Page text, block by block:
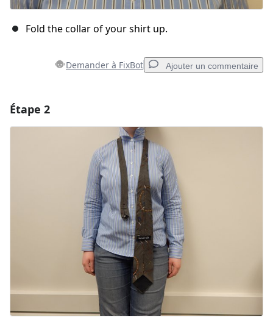
Fold the collar of your shirt up.
Demander à FixBot Ajouter un commentaire
Ajouter un commentaire
Annuler Publier un commentaire
Étape 2